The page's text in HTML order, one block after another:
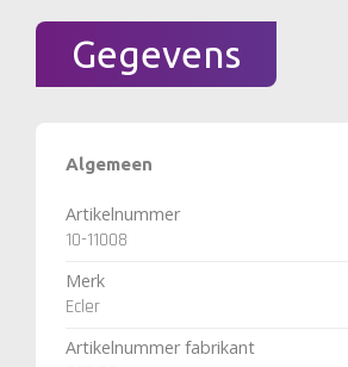
Gegevens
Algemeen
Artikelnummer
10-11008
Merk
Ecler
Artikelnummer fabrikant